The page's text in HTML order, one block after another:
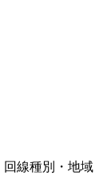
回線種別・地